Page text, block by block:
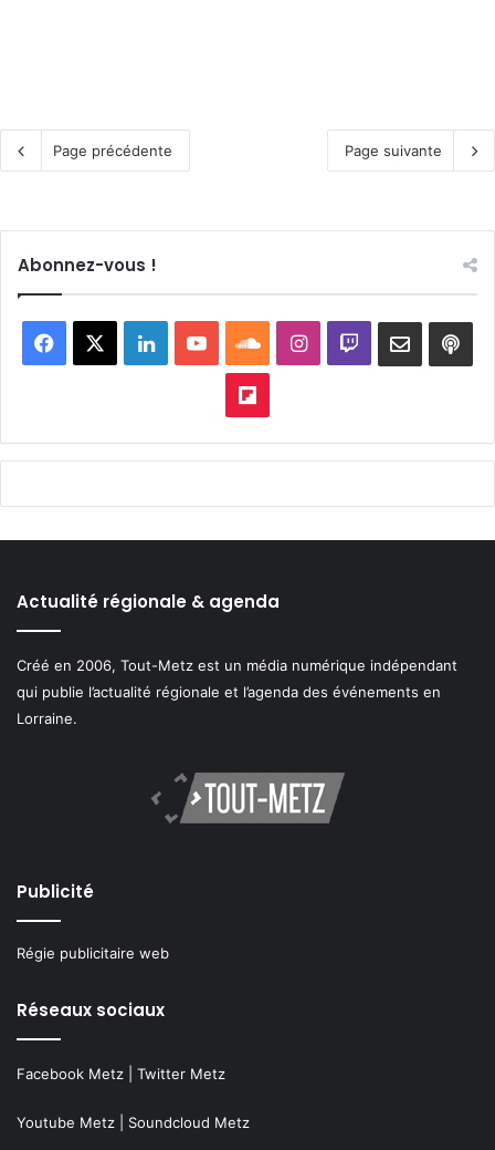
Page précédente Page suivante
Abonnez-vous !
Facebook LinkedinYouTubeSoundCloud
Instagram
Twitch
Flipboard
Actualité régionale & agenda
Créé en 2006, Tout-Metz est un média numérique indépendant
qui publie l’actualité régionale et l’agenda des événements en
Lorraine.
Publicité
Régie publicitaire web
Réseaux sociaux
Facebook Metz Twitter Metz
Youtube Metz Soundcloud Metz